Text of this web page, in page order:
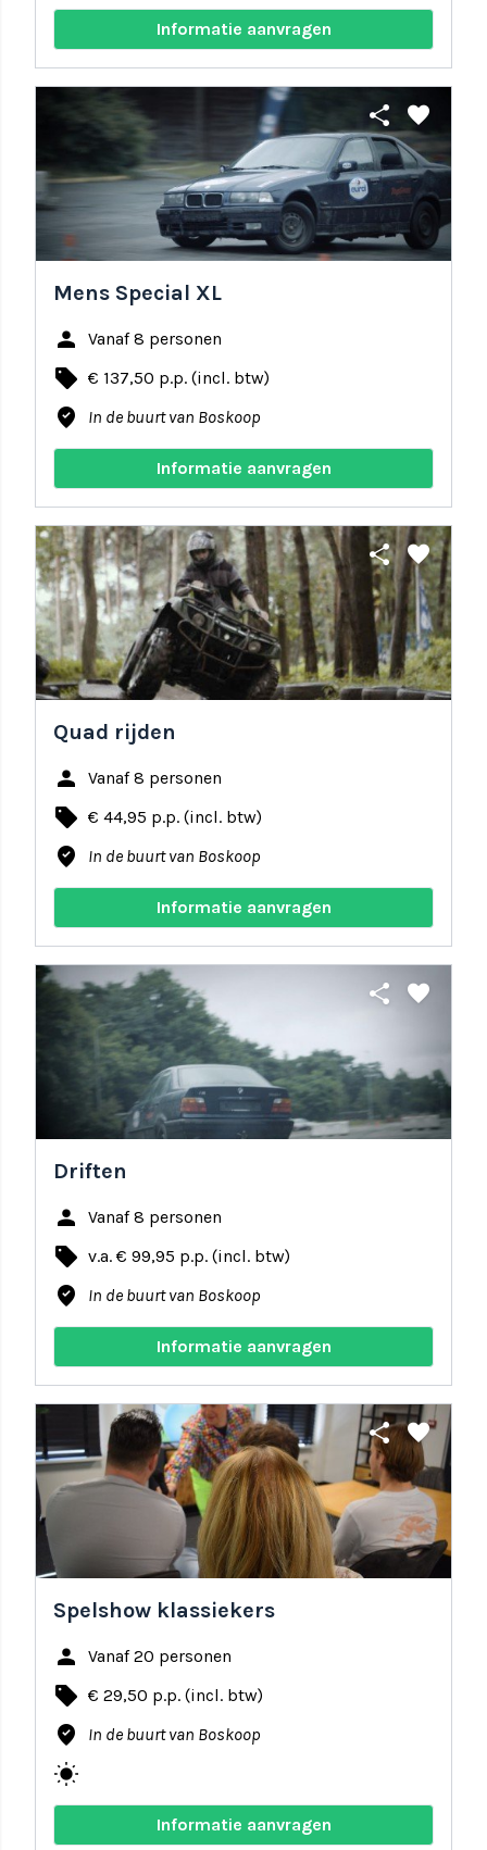
Informatie aanvragen
share favorite
Mens Special XL
person Vanaf 8 personen
local_offer € 137,50 p.p. (incl. btw)
where_to_vote In de buurt van Boskoop
Informatie aanvragen
share favorite
Quad rijden
person Vanaf 8 personen
local_offer € 44,95 p.p. (incl. btw)
where_to_vote In de buurt van Boskoop
Informatie aanvragen
share favorite
Driften
person Vanaf 8 personen
local_offer v.a. € 99,95 p.p. (incl. btw)
where_to_vote In de buurt van Boskoop
Informatie aanvragen
share favorite
Spelshow klassiekers
person Vanaf 20 personen
local_offer € 29,50 p.p. (incl. btw)
where_to_vote In de buurt van Boskoop
wb_sunny
Informatie aanvragen